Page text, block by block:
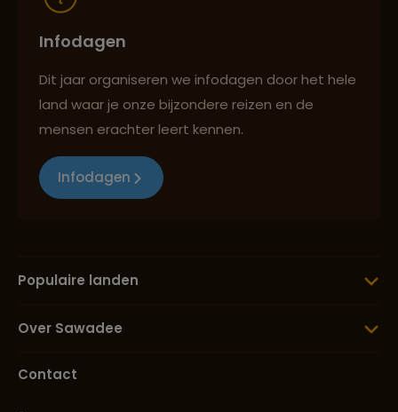
Infodagen
Dit jaar organiseren we infodagen door het hele
land waar je onze bijzondere reizen en de
mensen erachter leert kennen.
Infodagen
Populaire landen
Over Sawadee
Contact